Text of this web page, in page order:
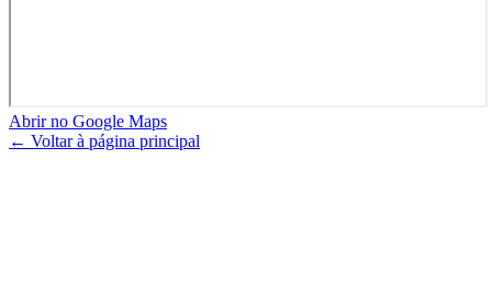
Abrir no Google Maps
← Voltar à página principal